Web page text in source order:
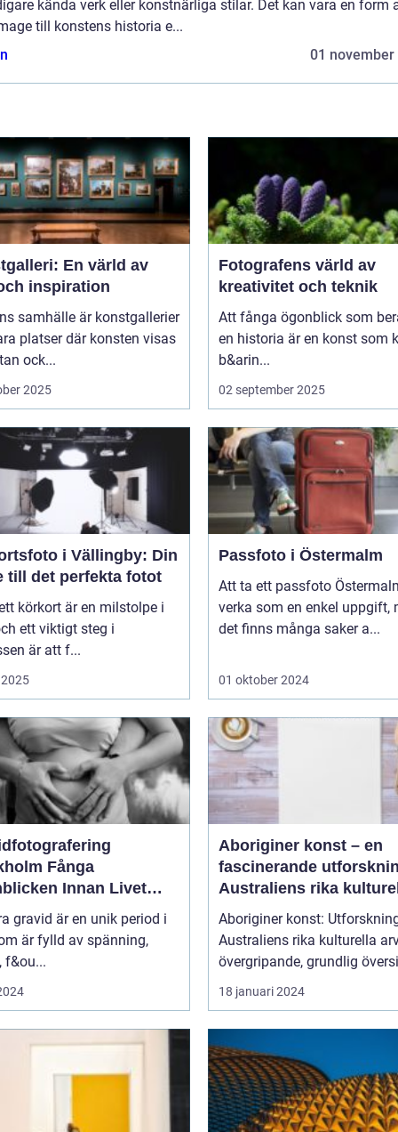
kända verk eller konstnärliga stilar. Det kan vara en form
till konstens historia e...
01 november
En värld av
inspiration
samhälle är konstgallerier
platser där konsten visas
ock...
2025
Fotografens värld av
kreativitet och teknik
Att fånga ögonblick som
en historia är en konst som
b&arin...
02 september 2025
i Vällingby: Din
till det perfekta fotot
körkort är en milstolpe i
ett viktigt steg i
är att f...
Passfoto i Östermalm
Att ta ett passfoto
verka som en enkel uppgift,
det finns många saker a...
01 oktober 2024
Fånga
Innan Livet
gravid är en unik period i
är fylld av spänning,
f&ou...
Aboriginer konst – en
fascinerande
Australiens rika
arv
Aboriginer konst:
Australiens rika kulturella arv
övergripande, grundlig
18 januari 2024